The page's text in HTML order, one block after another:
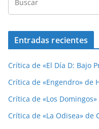
Entradas recientes
Crítica de «El Día D: Bajo
Crítica de «Engendro» de
Crítica de «Los
Crítica de «La Odisea» de